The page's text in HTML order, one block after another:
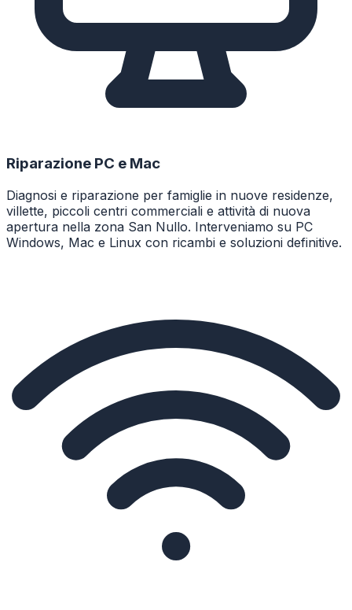
Riparazione PC e Mac
Diagnosi e riparazione per famiglie in nuove residenze,
villette, piccoli centri commerciali e attività di nuova
apertura nella zona San Nullo. Interveniamo su PC
Windows, Mac e Linux con ricambi e soluzioni definitive.